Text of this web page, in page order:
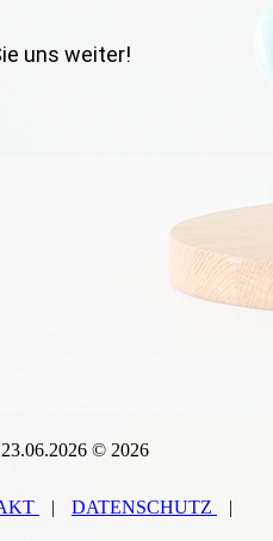
uns weiter!
© 2026
| DATEN­SCHUTZ |